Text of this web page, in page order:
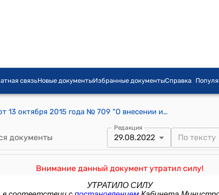
связьНовые документыИзбранные документыСправка
Постановление Правительства КР от 13 октября 2015 года № 709 "О внесении изменения и дополнений в постановление Правительства Кыргызской Республики "Об условиях оплаты труда государственных служащих органов прокуратуры Кыргызской Республики" от 18 октября 2013 года № 568"
документы
Редакция
29.08.2022
Внимание данный документ утратил силу!